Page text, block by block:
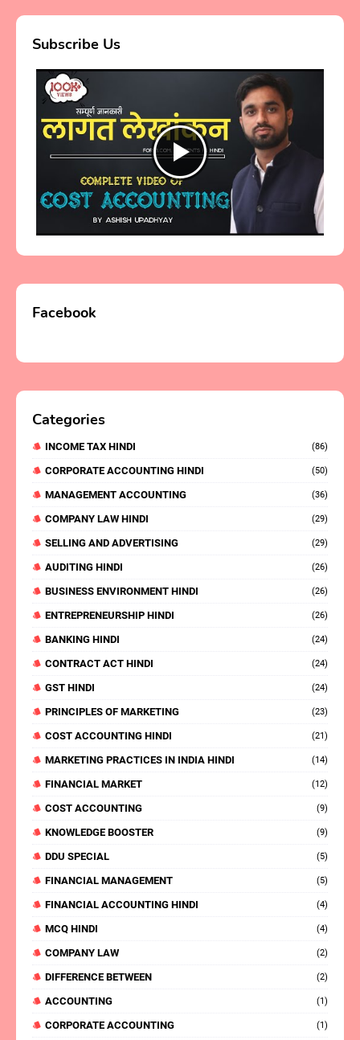
Subscribe Us
Facebook
Categories
INCOME TAX HINDI (86)
CORPORATE ACCOUNTING HINDI (50)
MANAGEMENT ACCOUNTING (36)
COMPANY LAW HINDI (29)
SELLING AND ADVERTISING (29)
AUDITING HINDI (26)
BUSINESS ENVIRONMENT HINDI (26)
ENTREPRENEURSHIP HINDI (26)
BANKING HINDI (24)
CONTRACT ACT HINDI (24)
GST HINDI (24)
PRINCIPLES OF MARKETING (23)
COST ACCOUNTING HINDI (21)
MARKETING PRACTICES IN INDIA HINDI (14)
FINANCIAL MARKET (12)
COST ACCOUNTING (9)
KNOWLEDGE BOOSTER (9)
DDU SPECIAL (5)
FINANCIAL MANAGEMENT (5)
FINANCIAL ACCOUNTING HINDI (4)
MCQ HINDI (4)
COMPANY LAW (2)
DIFFERENCE BETWEEN (2)
ACCOUNTING (1)
CORPORATE ACCOUNTING (1)